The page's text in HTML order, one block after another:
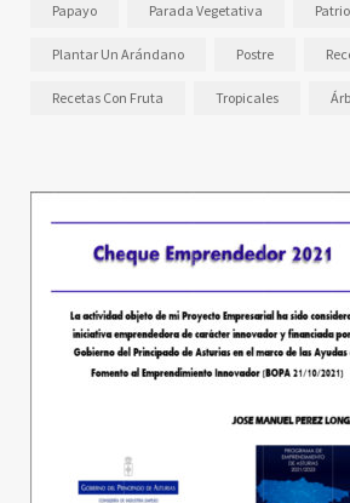
Papayo Parada Vegetativa
Plantar Un Arándano Postre
Recetas Con Fruta Tropicales